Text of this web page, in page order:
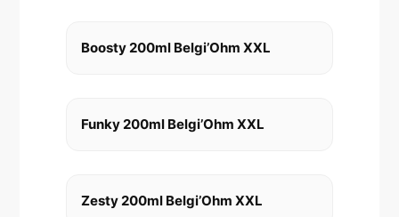
Boosty 200ml Belgi’Ohm XXL
Funky 200ml Belgi’Ohm XXL
Zesty 200ml Belgi’Ohm XXL